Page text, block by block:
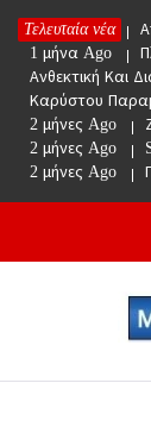
Skip
content
Τελευταία νέα
1 μήνα Ago
1 μήνα Ago
Ανθεκτική Και
Καρύστου
2 μήνες Ago
2 μήνες Ago
2 μήνες Ago